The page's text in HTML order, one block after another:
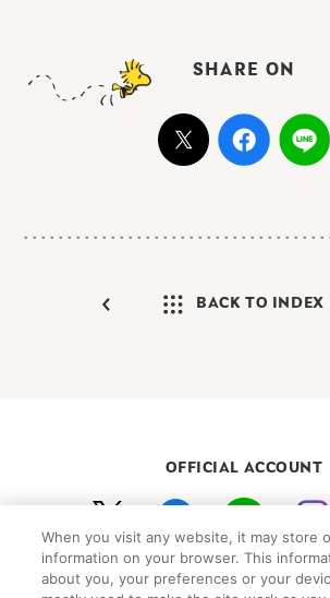
SHARE ON
BACK TO INDEX
OFFICIAL ACCOUNT
初めての方向けガイド FAQ お問
プライバシーポリシー サイトマ
When you visit any website, it may store
information on your browser. This
about you, your preferences or your